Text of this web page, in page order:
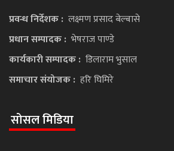
प्रवन्ध निर्देशक : लक्ष्मण प्रसाद बेल्बासे
प्रधान सम्पादक : भेषराज पाण्डे
कार्यकारी सम्पादक : डिलाराम भुसाल
समाचार संयोजक : हरि घिमिरे
सोसल मिडिया